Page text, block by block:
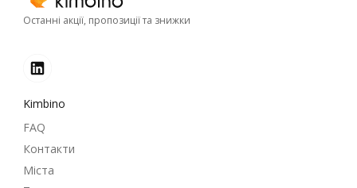
Останні акції, пропозиції та знижки
Kimbino
FAQ
Контакти
Міста